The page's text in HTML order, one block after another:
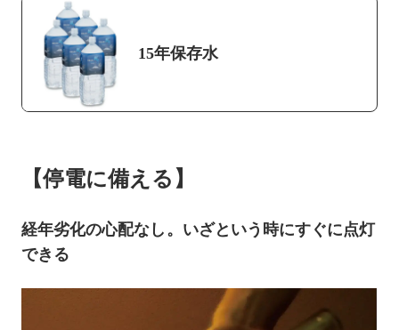
15年保存水
【停電に備える】
経年劣化の心配なし。いざという時にすぐに点灯
できる